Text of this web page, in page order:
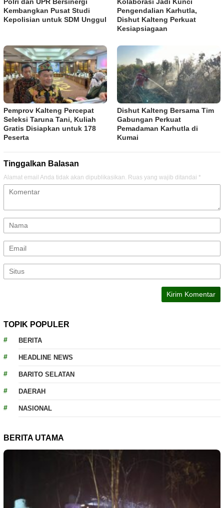
Kembangkan Pusat Studi
Kepolisian untuk SDM Unggul
Pengendalian Karhutla,
Dishut Kalteng Perkuat
Kesiapsiagaan
Pemprov Kalteng Percepat
Seleksi Taruna Tani, Kuliah
Gratis Disiapkan untuk 178
Peserta
Dishut Kalteng Bersama Tim
Gabungan Perkuat
Pemadaman Karhutla di
Kumai
Tinggalkan Balasan
Alamat email Anda tidak akan dipublikasikan. Ruas yang wajib ditandai *
TOPIK POPULER
BERITA
HEADLINE NEWS
BARITO SELATAN
DAERAH
NASIONAL
BERITA UTAMA